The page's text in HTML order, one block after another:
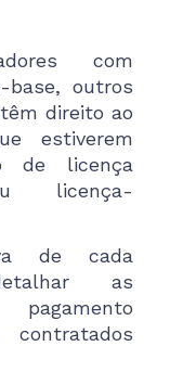
com
outros
direito ao
estiverem
de licença
licença-
de cada
as